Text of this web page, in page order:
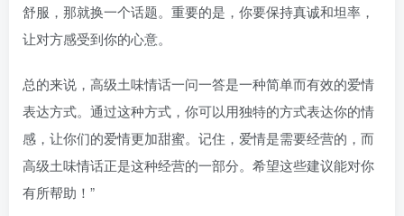
舒服，那就换一个话题。重要的是，你要保持真诚和坦率，
让对方感受到你的心意。
总的来说，高级土味情话一问一答是一种简单而有效的爱情
表达方式。通过这种方式，你可以用独特的方式表达你的情
感，让你们的爱情更加甜蜜。记住，爱情是需要经营的，而
高级土味情话正是这种经营的一部分。希望这些建议能对你
有所帮助！”